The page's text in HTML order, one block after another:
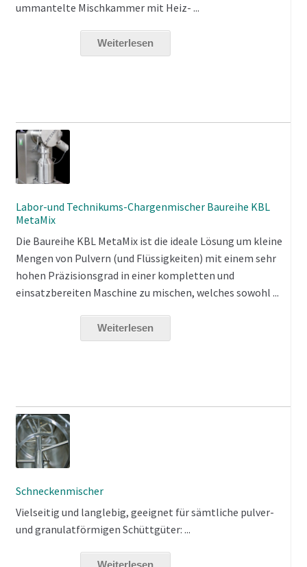
ummantelte Mischkammer mit Heiz- ...
Weiterlesen
Labor-und Technikums-Chargenmischer Baureihe KBL
MetaMix
Die Baureihe KBL MetaMix ist die ideale Lösung um kleine
Mengen von Pulvern (und Flüssigkeiten) mit einem sehr
hohen Präzisionsgrad in einer kompletten und
einsatzbereiten Maschine zu mischen, welches sowohl ...
Weiterlesen
Schneckenmischer
Vielseitig und langlebig, geeignet für sämtliche pulver-
und granulatförmigen Schüttgüter: ...
Weiterlesen